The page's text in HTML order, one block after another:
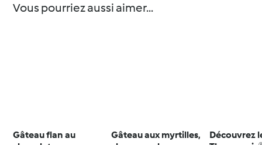
Vous pourriez aussi aimer...
Gâteau flan au
Gâteau aux myrtilles,
Découvrez